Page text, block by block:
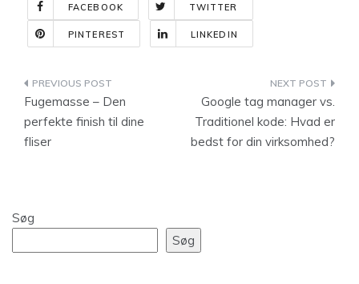
FACEBOOK TWITTER
PINTEREST LINKEDIN
Indlægsnavigation
Fugemasse – Den
perfekte finish til dine
fliser
Google tag manager vs.
Traditionel kode: Hvad er
bedst for din virksomhed?
Søg
Søg